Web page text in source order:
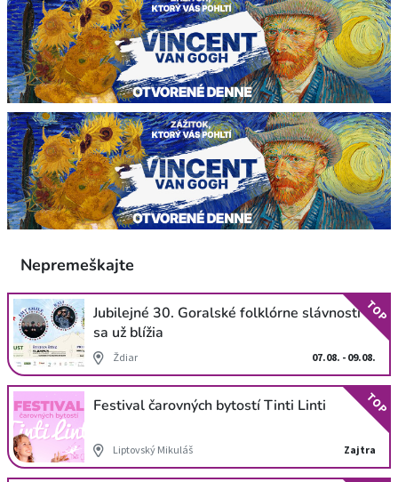
Nepremeškajte
Jubilejné 30. Goralské folklórne slávnosti
sa už blížia
Ždiar 07.08. - 09.08.
TOP
Festival čarovných bytostí Tinti Linti
Liptovský Mikuláš Zajtra
TOP